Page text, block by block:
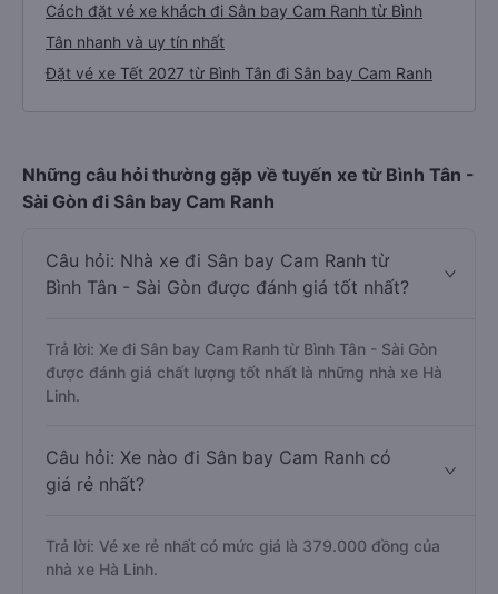
Cách đặt vé xe khách đi Sân bay Cam Ranh từ Bình
Tân nhanh và uy tín nhất
Đặt vé xe Tết 2027 từ Bình Tân đi Sân bay Cam Ranh
Những câu hỏi thường gặp về tuyến xe từ Bình Tân -
Sài Gòn đi Sân bay Cam Ranh
Câu hỏi: Nhà xe đi Sân bay Cam Ranh từ
Bình Tân - Sài Gòn được đánh giá tốt nhất?
Trả lời: Xe đi Sân bay Cam Ranh từ Bình Tân - Sài Gòn
được đánh giá chất lượng tốt nhất là những nhà xe Hà
Linh.
Câu hỏi: Xe nào đi Sân bay Cam Ranh có
giá rẻ nhất?
Trả lời: Vé xe rẻ nhất có mức giá là 379.000 đồng của
nhà xe Hà Linh.